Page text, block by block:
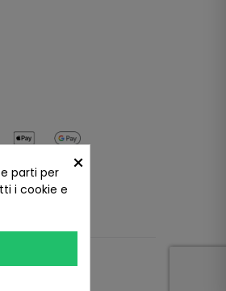
×
parti per
i cookie e